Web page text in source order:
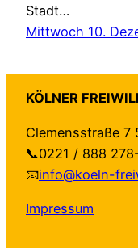
Stadt…
Mittwoch 10.
KÖLNER
Clemensstraße 7
📞0221 / 888
📧info@koeln-
Impressum